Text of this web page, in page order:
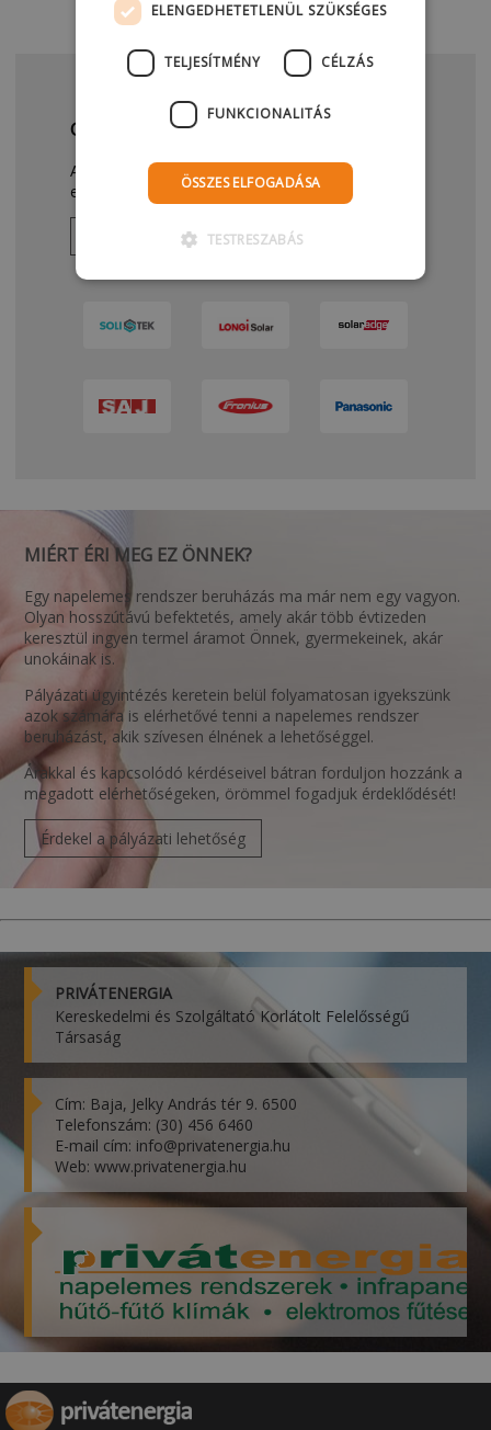
GYÁRTÓK AKIKET MI VÁLASZTOTTUNK
Az alábbi vállalatok termékeiben megbízunk,
ezeket bátran ajánljuk, értékesítjük.
Lássuk a termékeket!
MIÉRT ÉRI MEG EZ ÖNNEK?
Egy napelemes rendszer beruházás ma már nem egy vagyon.
Olyan hosszútávú befektetés, amely akár több évtizeden
keresztül ingyen termel áramot Önnek, gyermekeinek, akár
unokáinak is.
Pályázati ügyintézés keretein belül folyamatosan igyekszünk
azok számára is elérhetővé tenni a napelemes rendszer
beruházást, akik szívesen élnének a lehetőséggel.
Árakkal és kapcsolódó kérdéseivel bátran forduljon hozzánk a
megadott elérhetőségeken, örömmel fogadjuk érdeklődését!
Érdekel a pályázati lehetőség
PRIVÁTENERGIA
Kereskedelmi és Szolgáltató Korlátolt Felelősségű
Társaság
Cím: Baja, Jelky András tér 9. 6500
Telefonszám: (30) 456 6460
E-mail cím: info@privatenergia.hu
Web: www.privatenergia.hu
ELENGEDHETETLENÜL SZÜKSÉGES
TELJESÍTMÉNY CÉLZÁS
FUNKCIONALITÁS
ÖSSZES ELFOGADÁSA
TESTRESZABÁS